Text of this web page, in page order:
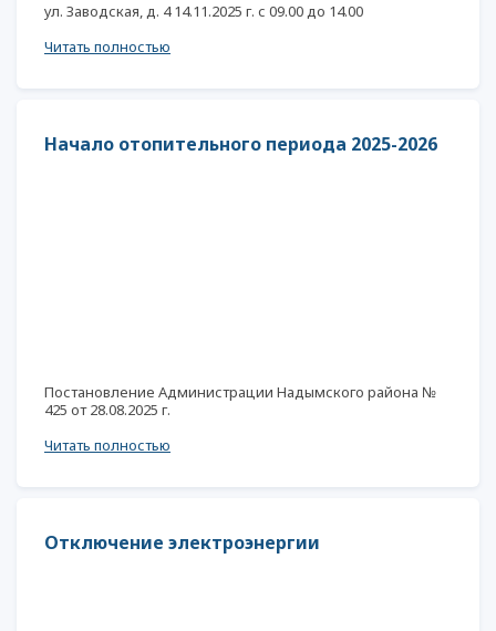
ул. Заводская, д. 4 14.11.2025 г. с 09.00 до 14.00
Читать полностью
Начало отопительного периода 2025-2026
Постановление Администрации Надымского района №
425 от 28.08.2025 г.
Читать полностью
Отключение электроэнергии